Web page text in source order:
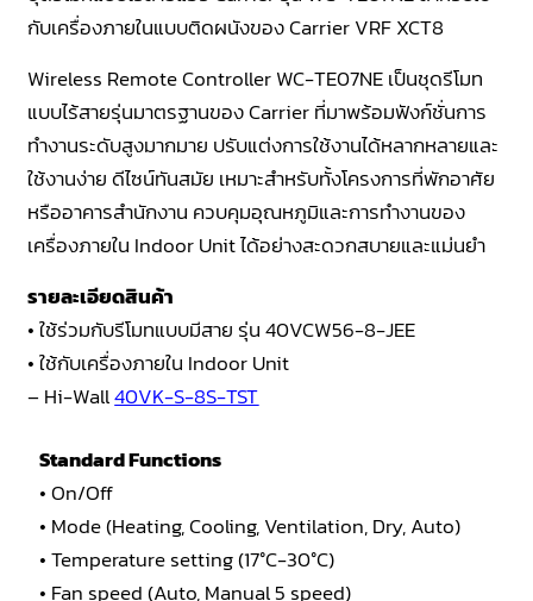
กับเครื่องภายในแบบติดผนังของ Carrier VRF XCT8
Wireless Remote Controller WC-TE07NE เป็นชุดรีโมท
แบบไร้สายรุ่นมาตรฐานของ Carrier ที่มาพร้อมฟังก์ชั่นการ
ทำงานระดับสูงมากมาย ปรับแต่งการใช้งานได้หลากหลายและ
ใช้งานง่าย ดีไซน์ทันสมัย เหมาะสำหรับทั้งโครงการที่พักอาศัย
หรืออาคารสำนักงาน ควบคุมอุณหภูมิและการทำงานของ
เครื่องภายใน Indoor Unit ได้อย่างสะดวกสบายและแม่นยำ
รายละเอียดสินค้า
• ใช้ร่วมกับรีโมทแบบมีสาย รุ่น 40VCW56-8-JEE
• ใช้กับเครื่องภายใน Indoor Unit
– Hi-Wall40VK-S-8S-TST
Standard Functions
• On/Off
• Mode (Heating, Cooling, Ventilation, Dry, Auto)
• Temperature setting (17°C-30°C)
• Fan speed (Auto, Manual 5 speed)